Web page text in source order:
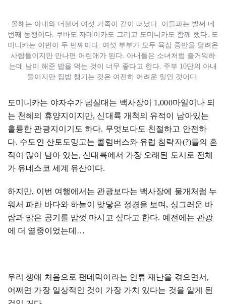
올해는 아내와 더불어 여섯 가족이 같이 떠났다 이들과는 벌써 네
번째 동행이다 쿠바도 자메이카도 그리고 도미니카도 함께 했다
도
미니카는 이번이 두 번째이다 여섯 부부가 모두 육십 중반을 달려온
사람들이지만 만나면 어린애가 된다 아내들은 소녀처럼 즐거워하
는데 남이 해준 밥을 먹는 것이 너무 좋다고 한다 주부 10단의 아내
들이지만 집밥 챙기는 것은 여전히 어려운 일인 것이다
도미니카는 야자수가 넘실대는 백사장이 1,000마일이나 되
는 천혜의 휴양지이지만, 신대륙 개척의 유적이 남아있는
훌륭한 관광지이기도 하다. 무엇보다도 친절하고 안전하
다. 수도인 산토도밍고는 콜럼버스와 유럽 침략자(?)들의 흔
적이 많이 남아 있는, 신대륙에서 가장 오래된 도시로 전체
가 유네스코 세계 유산이다.
하지만, 이번 여행에서는 관광보다는 백사장에 물개처럼 누
워서 파란 바다와 하늘이 맞닿은 정경을 보며 , 싱그러운 바
람과 맑은 공기를 맘껏 마시고 싶다고 한다. 예전에는 관광
에 더 열중이었는데 …
우리 생애 처음으로 팬데믹이라는 인류 재난을 겪으면서 ,
어쩌면 가장 일상적인 것이 가장 가치 있다는 것을 알게 된